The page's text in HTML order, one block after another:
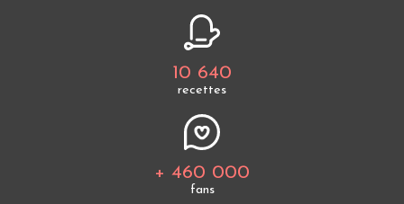
10 640
recettes
+ 460 000
fans